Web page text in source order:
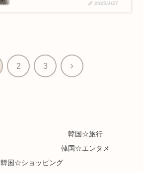
2025/4/27
2 3 次
韓国☆旅行
韓国☆エンタメ
韓国☆ショッピング